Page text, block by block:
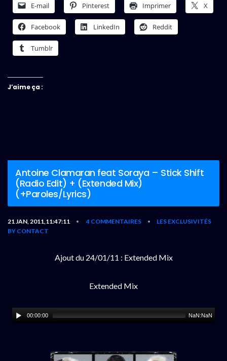
E-mail Pinterest Imprimer X
Facebook LinkedIn Reddit
Tumblr
J’aime ça :
Antoine Clamaran feat Soraya – Stick Shift
(Radio Edit) + (Extended Mix)
(+Paroles/Lyrics)
21 JAN, 2011,11:47:11 • 4 COMMENTAIRES •
LES EXCLUSIVITÉS
BY CONTACT
Ajout du 24/01/11 : Extended Mix
Extended Mix
00:00:00 NaN:NaN